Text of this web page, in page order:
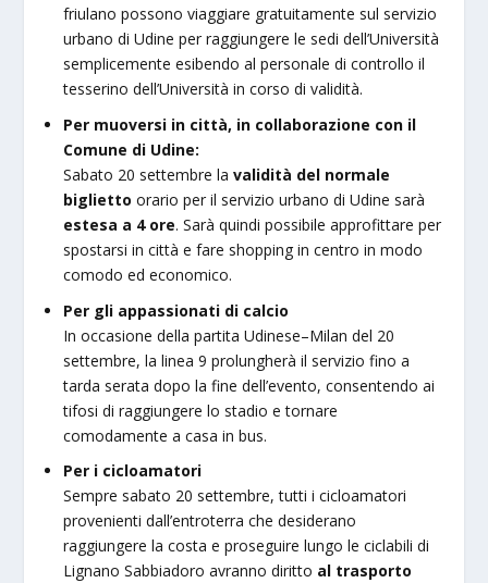
friulano possono viaggiare gratuitamente sul servizio
urbano di Udine per raggiungere le sedi dell’Università
semplicemente esibendo al personale di controllo il
tesserino dell’Università in corso di validità.
Per muoversi in città, in collaborazione con il
Comune di Udine:
Sabato 20 settembre lavalidità del normale
biglietto orario per il servizio urbano di Udine sarà
estesa a 4 ore. Sarà quindi possibile approfittare per
spostarsi in città e fare shopping in centro in modo
comodo ed economico.
Per gli appassionati di calcio
In occasione della partita Udinese–Milan del 20
settembre, la linea 9 prolungherà il servizio fino a
tarda serata dopo la fine dell’evento, consentendo ai
tifosi di raggiungere lo stadio e tornare
comodamente a casa in bus.
Per i cicloamatori
Sempre sabato 20 settembre, tutti i cicloamatori
provenienti dall’entroterra che desiderano
raggiungere la costa e proseguire lungo le ciclabili di
Lignano Sabbiadoro avranno diritto al trasporto